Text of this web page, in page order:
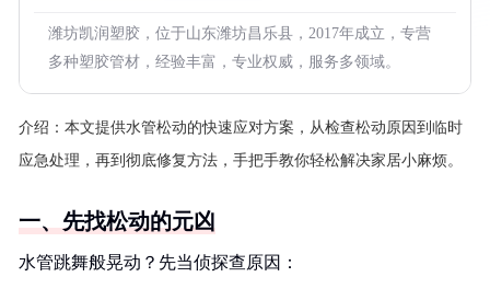
潍坊凯润塑胶，位于山东潍坊昌乐县，2017年成立，专营
多种塑胶管材，经验丰富，专业权威，服务多领域。
介绍： 本文提供水管松动的快速应对方案，从检查松动原因到临时
应急处理，再到彻底修复方法，手把手教你轻松解决家居小麻烦。
一、先找松动的元凶
水管跳舞般晃动？先当侦探查原因：